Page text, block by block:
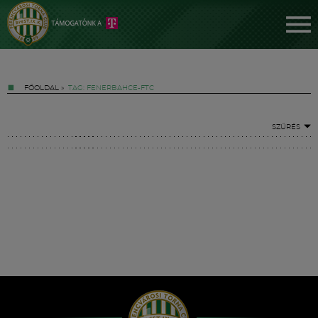
FŐOLDAL » TAG: FENERBAHCE-FTC
SZŰRÉS
Hírek